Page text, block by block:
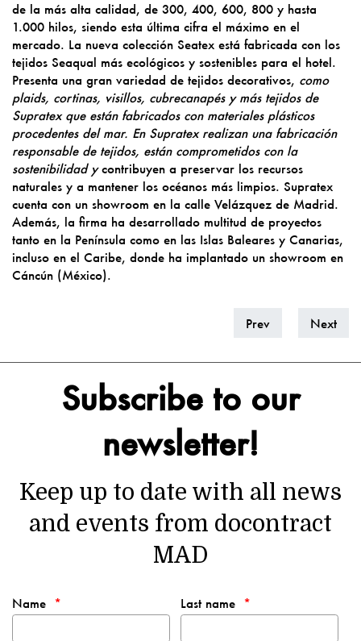
de la más alta calidad, de 300, 400, 600, 800 y hasta
1.000 hilos, siendo esta última cifra el máximo en el
mercado. La nueva colección Seatex está fabricada con los
tejidos Seaqual más ecológicos y sostenibles para el hotel.
Presenta una gran variedad de tejidos decorativos, como
plaids, cortinas, visillos, cubrecanapés y más tejidos de
Supratex que están fabricados con materiales plásticos
procedentes del mar. En Supratex realizan una fabricación
responsable de tejidos, están comprometidos con la
sostenibilidad ycontribuyen a preservar los recursos
naturales y a mantener los océanos más limpios. Supratex
cuenta con un showroom en la calle Velázquez de Madrid.
Además, la firma ha desarrollado multitud de proyectos
tanto en la Península como en las Islas Baleares y Canarias,
incluso en el Caribe, donde ha implantado un showroom en
Cáncún (México).
Prev Next
Subscribe to our
newsletter!
Keep up to date with all news
and events from docontract
MAD
Name Last name